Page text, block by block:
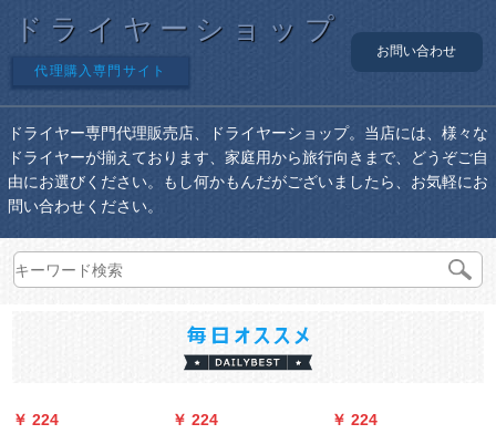
ドライヤーショップ
代理購入専門サイト
お問い合わせ
ドライヤー専門代理販売店、ドライヤーショップ。当店には、様々な
ドライヤーが揃えております、家庭用から旅行向きまで、どうぞご自
由にお選びください。もし何かもんだがございましたら、お気軽にお
問い合わせください。
￥ 224
￥ 224
￥ 224